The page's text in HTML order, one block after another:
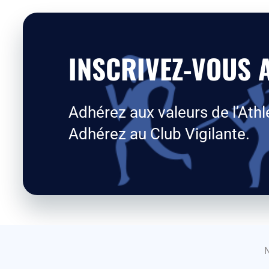
INSCRIVEZ-VOUS
Adhérez aux valeurs de
Adhérez au Club Vigilante.
Tous droits réservés